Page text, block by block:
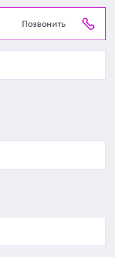
Позвонить